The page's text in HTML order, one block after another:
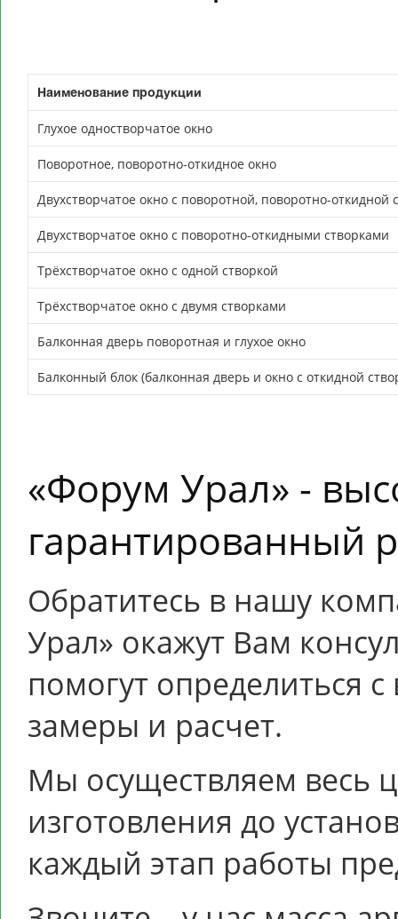
Наименование продукции
Глухое одностворчатое окно
Поворотное, поворотно-откидное окно
Двухстворчатое окно с поворотной, поворотно-откидной
Двухстворчатое окно с поворотно-откидными створками
Трёхстворчатое окно с одной створкой
Трёхстворчатое окно с двумя створками
Балконная дверь поворотная и глухое окно
Балконный блок (балконная дверь и окно с откидной
«Форум Урал» -
гарантированный
Обратитесь в нашу
Урал» окажут Вам
помогут определиться
замеры и расчет.
Мы осуществляем весь
изготовления до
каждый этап работы